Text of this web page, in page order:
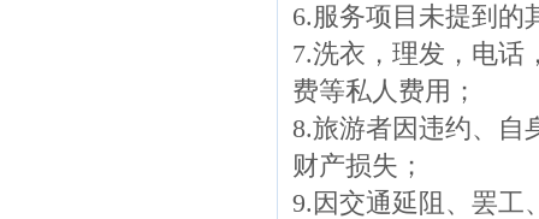
6.服务项目未提到的
7.洗衣，理发，电话
费等私人费用；
8.旅游者因违约、自
财产损失；
9.因交通延阻、罢工